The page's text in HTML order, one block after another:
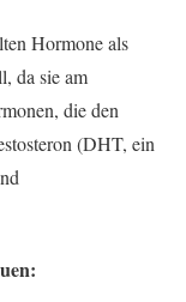
Hormone als
da sie am
die den
(DHT, ein